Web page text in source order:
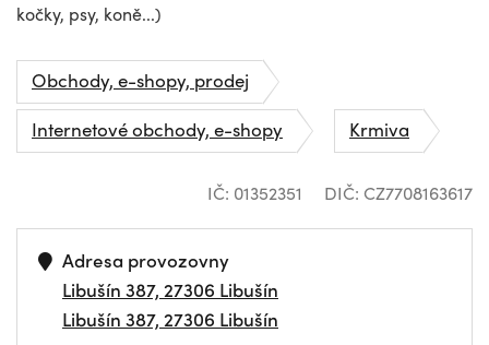
kočky, psy, koně...)
Obchody, e-shopy, prodej
Internetové obchody, e-shopy
Krmiva
IČ: 01352351 DIČ: CZ7708163617
Adresa provozovny
Libušín 387, 27306 Libušín
Libušín 387, 27306 Libušín